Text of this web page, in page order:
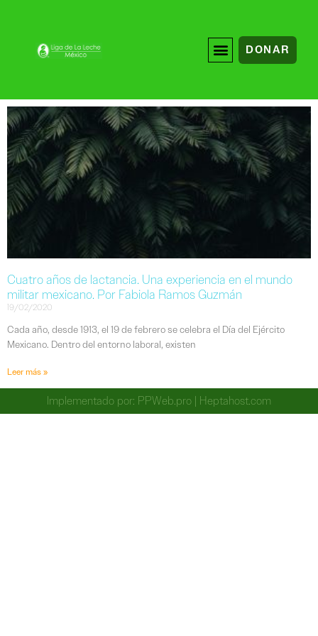
DONAR
Cuatro años de lactancia. Una experiencia en el mundo
militar mexicano. Por Fabiola Ramos Guzmán
19/02/2020
Cada año, desde 1913, el 19 de febrero se celebra el Día del Ejército
Mexicano. Dentro del entorno laboral, existen
Leer más »
Implementado por: PPWeb.pro | Heptahost.com